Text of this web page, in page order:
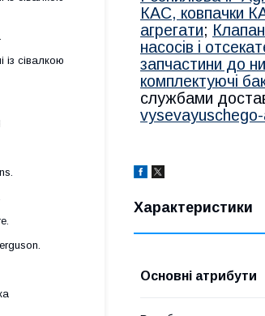
КАС, ковпачки
агрегати;
насосів і
запчастини до
комплектуючі
службами
Характеристики
Основні атрибути
із сівалкою